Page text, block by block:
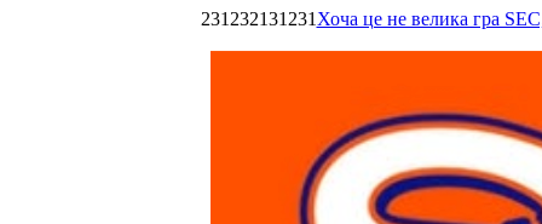
231232131231 Хоча це не велика гра